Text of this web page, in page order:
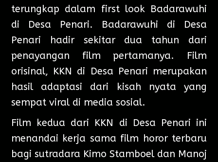
terungkap dalam first look Badarawuhi
di Desa Penari. Badarawuhi di Desa
Penari hadir sekitar dua tahun dari
penayangan film pertamanya. Film
orisinal, KKN di Desa Penari merupakan
hasil adaptasi dari kisah nyata yang
sempat viral di media sosial.
Film kedua dari KKN di Desa Penari ini
menandai kerja sama film horor terbaru
bagi sutradara Kimo Stamboel dan Manoj